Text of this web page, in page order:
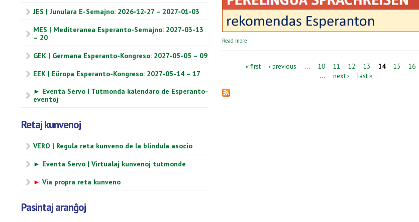
JES | Junulara E-Semajno: 2026‑12‑27 – 2027‑01‑03
MES | Mediteranea Esperanto-Semajno: 2027-03-13
– 20
GEK | Germana Esperanto-Kongreso: 2027-05-05 – 09
EEK | Eŭropa Esperanto-Kongreso: 2027-05-14 – 17
► Eventa Servo | Tutmonda kalendaro de Esperanto-
eventoj
Retaj kunvenoj
VERO | Regula reta kunveno de la blindula asocio
► Eventa Servo | Virtualaj kunvenoj tutmonde
► Via propra reta kunveno
Pasintaj aranĝoj
Read more
Pages« first ‹ previous … 10 11 12 13 14 15 16
…
next › last »